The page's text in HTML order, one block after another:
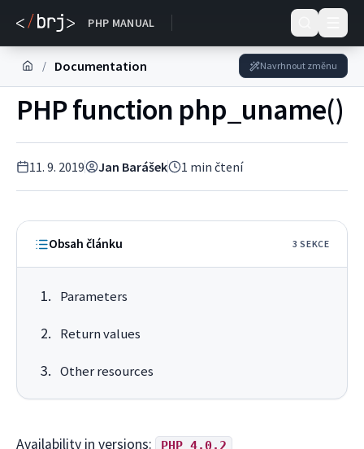
PHP MANUAL
DOKUMENTACE
/ Documentation Navrhnout změnu
PHP function php_uname()
11. 9. 2019 Jan Barášek 1 min čtení
Obsah článku 3 SEKCE
Parameters
Return values
Other resources
Availability in versions: PHP 4.0.2